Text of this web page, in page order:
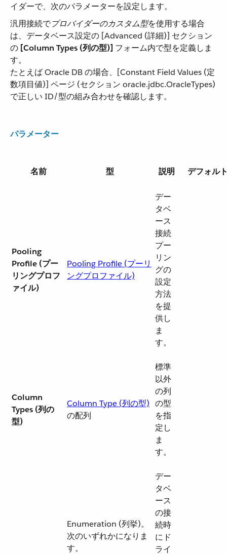
イダーで、次のパラメーターを設定します。
汎用接続で​プロバイダーのカスタム型​を使用する場合
は、データベース設定の [Advanced (詳細)] セクション
の ​ [Column Types (列の型)] ​ フォーム内で型を定義しま
す。
たとえば Oracle DB の場合、[Constant Field Values (定
数項目値)] ページ (セクション oracle.jdbc.OracleTypes)
で正しい ID/型の組み合わせを確認します。
パラメーター
名前 型 説明 デフォル
Pooling
Profile (プー
リングプロフ
ァイル)
Pooling Profile (プーリ
ングプロファイル)
デー
タベ
ース
接続
プー
リン
グの
設定
方法
を提
供し
ま
す。
Column
Types (列の
型)
Column Type (列の型)
の配列
標準
以外
の列
の型
を指
定し
ま
す。
Enumeration (列挙)。
次のいずれかになりま
す。
デー
タベ
ース
の接
続時
にド
ライ